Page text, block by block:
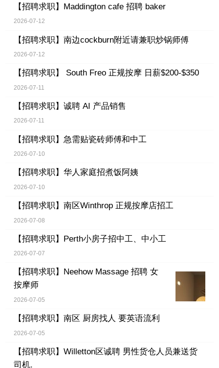
【招聘求职】 Maddington cafe 招聘 baker
2026-07-12
【招聘求职】 南边cockburn附近请兼职炒锅师傅
2026-07-12
【招聘求职】 South Freo 正规按摩 日薪$200-$350
2026-07-11
【招聘求职】 诚聘 AI 产品销售
2026-07-11
【招聘求职】 急需贴瓷砖师傅和中工
2026-07-10
【招聘求职】 华人家庭招煮饭阿姨
2026-07-10
【招聘求职】 南区Winthrop 正规按摩店招工
2026-07-08
【招聘求职】 Perth小房子招中工、中小工
2026-07-07
【招聘求职】
Neehow Massage 招聘 女
按摩师
2026-07-05
【招聘求职】 南区 厨房找人 要英语流利
2026-07-05
【招聘求职】 Willetton区诚聘 男性货仓人员兼送货
司机.